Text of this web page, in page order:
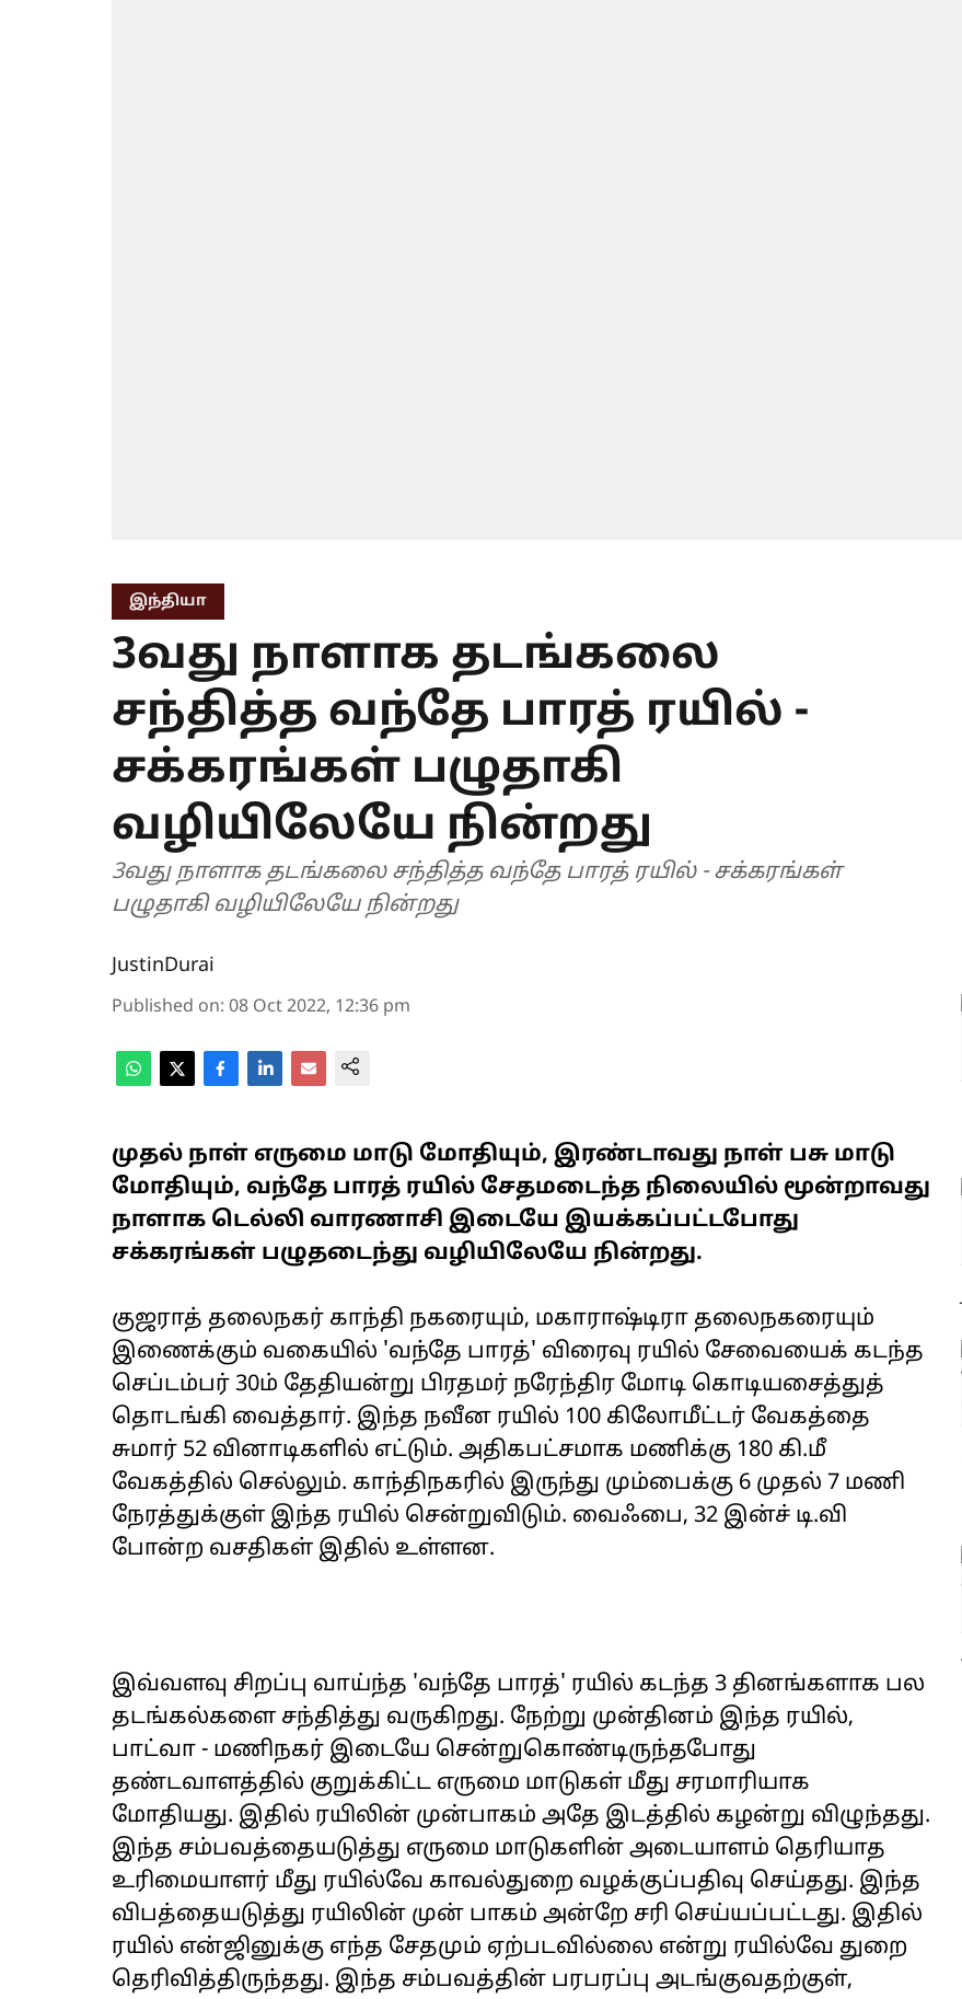
இந்தியா
3வது நாளாக தடங்கலை
சந்தித்த வந்தே பாரத் ரயில் -
சக்கரங்கள் பழுதாகி
வழியிலேயே நின்றது
3வது நாளாக தடங்கலை சந்தித்த வந்தே பாரத் ரயில் - சக்கரங்கள்
பழுதாகி வழியிலேயே நின்றது
JustinDurai
Published on: 08 Oct 2022, 12:36 pm
முதல் நாள் எருமை மாடு மோதியும், இரண்டாவது நாள் பசு மாடு
மோதியும், வந்தே பாரத் ரயில் சேதமடைந்த நிலையில் மூன்றாவது
நாளாக டெல்லி வாரணாசி இடையே இயக்கப்பட்டபோது
சக்கரங்கள் பழுதடைந்து வழியிலேயே நின்றது.
குஜராத் தலைநகர் காந்தி நகரையும், மகாராஷ்டிரா தலைநகரையும்
இணைக்கும் வகையில் 'வந்தே பாரத்' விரைவு ரயில் சேவையைக் கடந்த
செப்டம்பர் 30ம் தேதியன்று பிரதமர் நரேந்திர மோடி கொடியசைத்துத்
தொடங்கி வைத்தார். இந்த நவீன ரயில் 100 கிலோமீட்டர் வேகத்தை
சுமார் 52 வினாடிகளில் எட்டும். அதிகபட்சமாக மணிக்கு 180 கி.மீ
வேகத்தில் செல்லும். காந்திநகரில் இருந்து மும்பைக்கு 6 முதல் 7 மணி
நேரத்துக்குள் இந்த ரயில் சென்றுவிடும். வைஃபை, 32 இன்ச் டி.வி
போன்ற வசதிகள் இதில் உள்ளன.
இவ்வளவு சிறப்பு வாய்ந்த 'வந்தே பாரத்' ரயில் கடந்த 3 தினங்களாக பல
தடங்கல்களை சந்தித்து வருகிறது. நேற்று முன்தினம் இந்த ரயில்,
பாட்வா - மணிநகர் இடையே சென்றுகொண்டிருந்தபோது
தண்டவாளத்தில் குறுக்கிட்ட எருமை மாடுகள் மீது சரமாரியாக
மோதியது. இதில் ரயிலின் முன்பாகம் அதே இடத்தில் கழன்று விழுந்தது.
இந்த சம்பவத்தையடுத்து எருமை மாடுகளின் அடையாளம் தெரியாத
உரிமையாளர் மீது ரயில்வே காவல்துறை வழக்குப்பதிவு செய்தது. இந்த
விபத்தையடுத்து ரயிலின் முன் பாகம் அன்றே சரி செய்யப்பட்டது. இதில்
ரயில் என்ஜினுக்கு எந்த சேதமும் ஏற்படவில்லை என்று ரயில்வே துறை
தெரிவித்திருந்தது. இந்த சம்பவத்தின் பரபரப்பு அடங்குவதற்குள்,